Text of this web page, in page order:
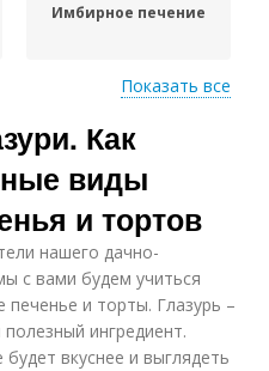
Имбирное печение
Показать все
Как
виды
и тортов
нашего дачно-
с вами будем учиться
и торты. Глазурь –
ингредиент.
вкуснее и выглядеть